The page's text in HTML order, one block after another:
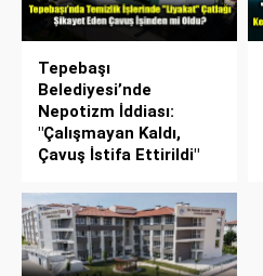
Tepebaşı
Belediyesi’nde
Nepotizm İddiası:
"Çalışmayan Kaldı,
Çavuş İstifa Ettirildi"